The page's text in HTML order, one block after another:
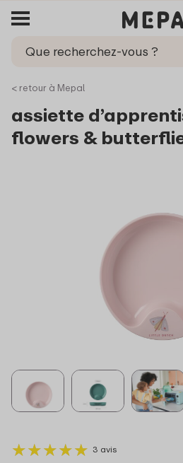
< retour à Mepal
assiette
flowers &
★★★★★
★★★★★ 3 avis